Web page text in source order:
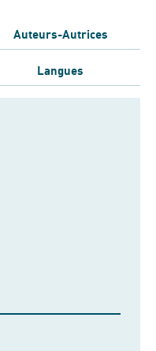
Auteurs-Autrices
Langues